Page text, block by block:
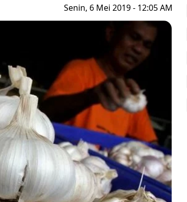
Senin, 6 Mei 2019 - 12:05 AM